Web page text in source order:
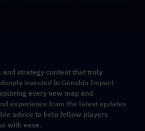
and strategy content that truly
invested in Genshin Impact
every new map and
experience from the latest updates
advice to help fellow players
with ease.